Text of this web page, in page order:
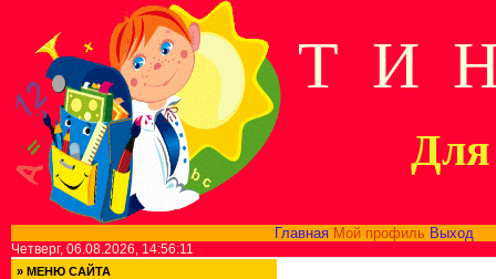
Т И
Для
Главная Мой профиль Выход
Четверг, 06.08.2026, 14:56:11
» МЕНЮ САЙТА